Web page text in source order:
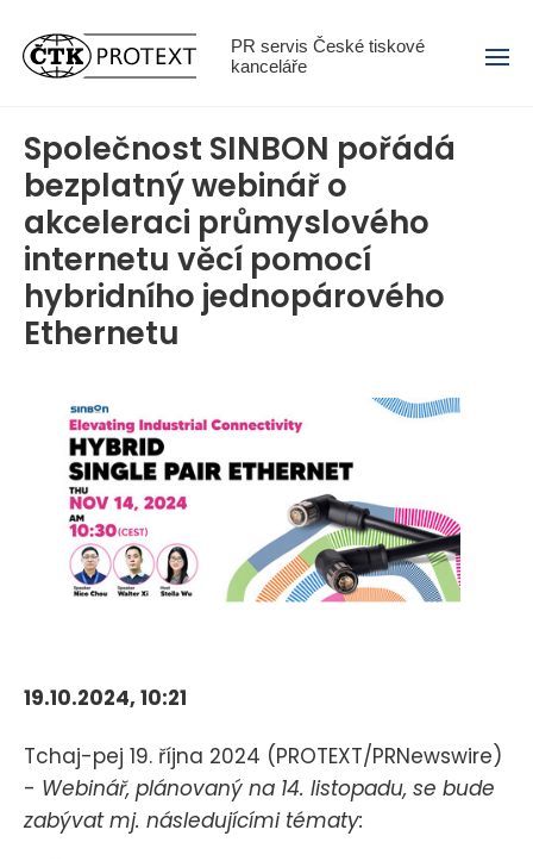
PR servis České tiskové
kanceláře
Menu
Společnost SINBON pořádá
bezplatný webinář o
akceleraci průmyslového
internetu věcí pomocí
hybridního jednopárového
Ethernetu
19.10.2024, 10:21
Tchaj-pej 19. října 2024 (PROTEXT/PRNewswire)
- Webinář, plánovaný na 14. listopadu, se bude
zabývat mj. následujícími tématy: